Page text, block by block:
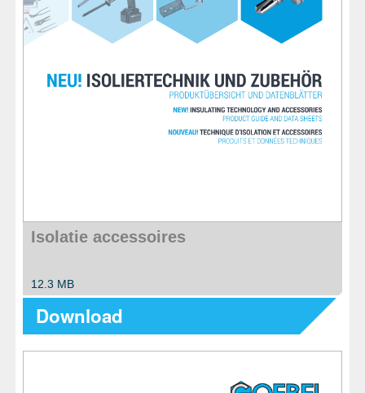
Isolatie accessoires
12.3 MB
Download